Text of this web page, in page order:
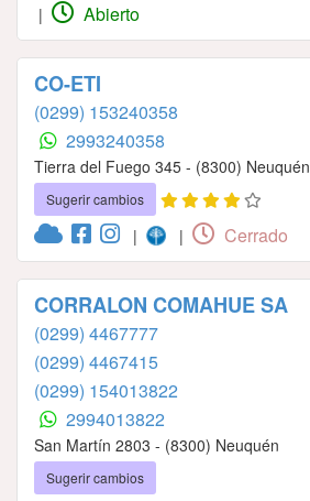
| Abierto
CO-ETI
(0299) 153240358
2993240358
Tierra del Fuego 345 - (8300) Neuquén
Sugerir cambios
| | Cerrado
CORRALON COMAHUE SA
(0299) 4467777
(0299) 4467415
(0299) 154013822
2994013822
San Martín 2803 - (8300) Neuquén
Sugerir cambios